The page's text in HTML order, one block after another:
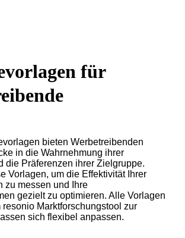
für
bieten Werbetreibenden
in die Wahrnehmung ihrer
die Präferenzen ihrer Zielgruppe.
Vorlagen, um die Effektivität Ihrer
zu messen und Ihre
gezielt zu optimieren. Alle Vorlagen
Marktforschungstool zur
sich flexibel anpassen.